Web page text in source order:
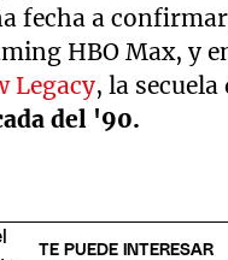
fecha a
HBO Max, y
Legacy, la
del '90.
TE PUEDE INTERESAR